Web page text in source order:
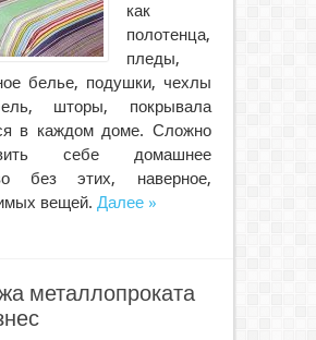
как
полотенца,
пледы,
белье, подушки, чехлы
шторы, покрывала
в каждом доме. Сложно
себе домашнее
без этих, наверное,
вещей. Далее »
металлопроката